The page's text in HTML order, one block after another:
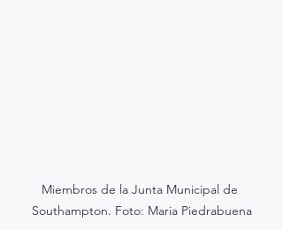
Miembros de la Junta Municipal de
Southampton. Foto: Maria Piedrabuena